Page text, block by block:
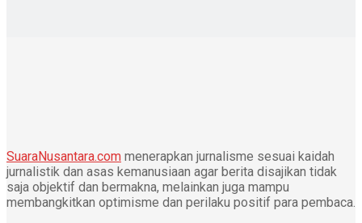
SuaraNusantara.com menerapkan jurnalisme sesuai kaidah
jurnalistik dan asas kemanusiaan agar berita disajikan tidak
saja objektif dan bermakna, melainkan juga mampu
membangkitkan optimisme dan perilaku positif para pembaca.